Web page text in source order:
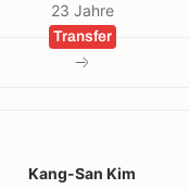
23 Jahre
Transfer
Kang-San Kim